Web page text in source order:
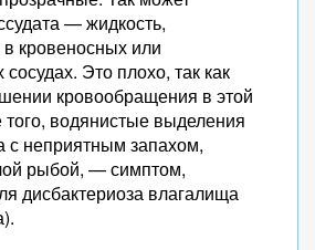
— жидкость,
кровеносных или
Это плохо, так как
кровообращения в этой
водянистые выделения
с неприятным запахом,
рыбой, — симптом,
дисбактериоза влагалища